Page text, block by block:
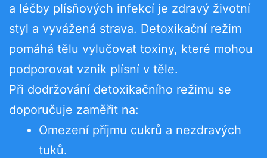
a léčby plísňových infekcí je zdravý životní
styl a vyvážená strava. Detoxikační režim
pomáhá tělu vylučovat toxiny, které mohou
podporovat vznik plísní v těle.
Při dodržování detoxikačního režimu se
doporučuje zaměřit na:
Omezení příjmu cukrů a nezdravých
tuků.